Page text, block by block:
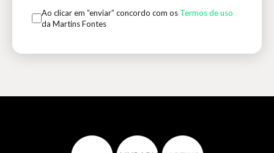
Ao clicar em “enviar” concordo com os Termos de uso
da Martins Fontes